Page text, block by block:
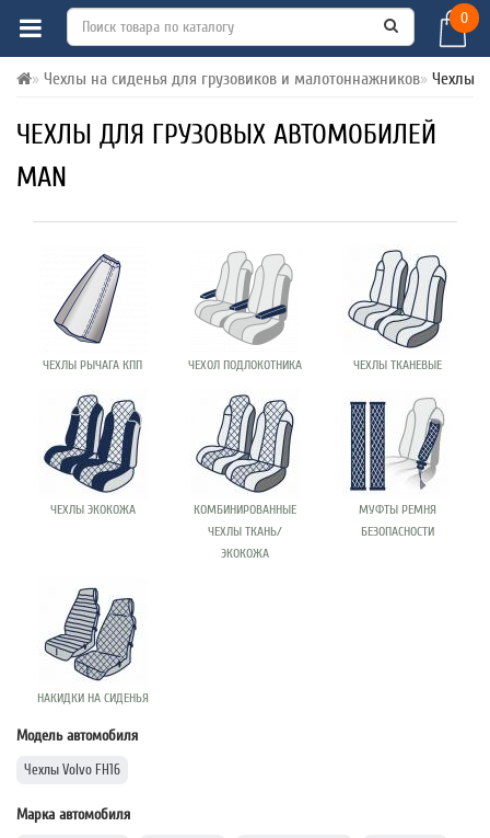
0
Чехлы на сиденья для грузовиков и малотоннажников Чехлы
ЧЕХЛЫ ДЛЯ ГРУЗОВЫХ АВТОМОБИЛЕЙ
MAN
ЧЕХЛЫ РЫЧАГА КПП ЧЕХОЛ ПОДЛОКОТНИКА ЧЕХЛЫ ТКАНЕВЫЕ
ЧЕХЛЫ ЭКОКОЖА
КОМБИНИРОВАННЫЕ
ЧЕХЛЫ ТКАНЬ/
ЭКОКОЖА
МУФТЫ РЕМНЯ
БЕЗОПАСНОСТИ
НАКИДКИ НА СИДЕНЬЯ
Модель автомобиля
Чехлы Volvo FH16
Марка автомобиля